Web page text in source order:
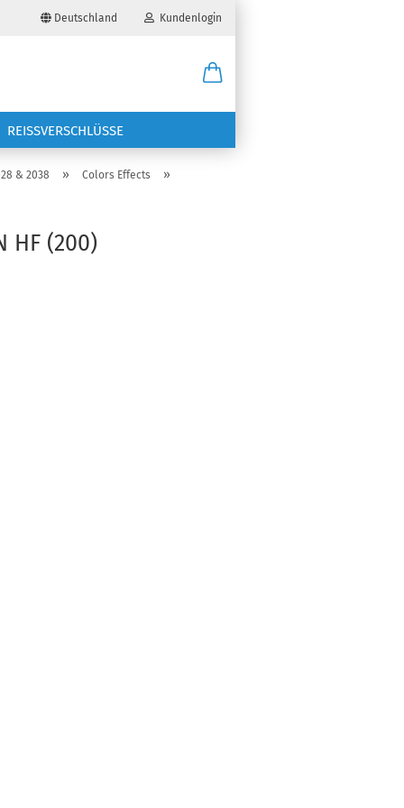
Deutschland Kundenlogin
REISSVERSCHLÜSSE
& 2038 » Colors Effects »
HF (200)